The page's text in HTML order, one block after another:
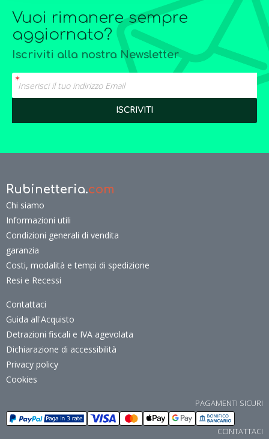
Vuoi rimanere sempre
aggiornato?
Iscriviti alla nostra Newsletter
Rubinetteria.com
Chi siamo
Informazioni utili
Condizioni generali di vendita
garanzia
Costi, modalità e tempi di spedizione
Resi e Recessi
Contattaci
Guida all'Acquisto
Detrazioni fiscali e IVA agevolata
Dichiarazione di accessibilità
Privacy policy
Cookies
PAGAMENTI SICURI
CONTATTACI